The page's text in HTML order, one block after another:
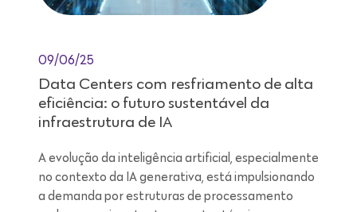
09/06/25
Data Centers com resfriamento de alta
eficiência: o futuro sustentável da
infraestrutura de IA
A evolução da inteligência artificial, especialmente
no contexto da IA generativa, está impulsionando
a demanda por estruturas de processamento